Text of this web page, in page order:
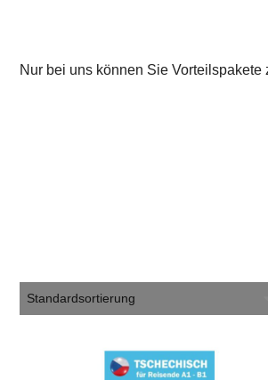
Nur bei uns können Sie